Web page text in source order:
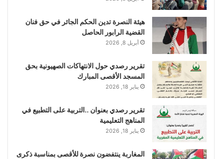
هيئة النصرة تدين الحكم الجائر في حق فنان
القضية الرابور الحاصل
أبريل 8, 2026
تقرير رصدي حول الانتهاكات الصهيونية بحق
المسجد الأقصى المبارك
يناير 18, 2026
تقرير رصدي بعنوان ..التربية على التطبيع في
المناهج التعليمية
يناير 18, 2026
المغاربة ينتفضون نصرة للأقصى بمناسبة ذكرى